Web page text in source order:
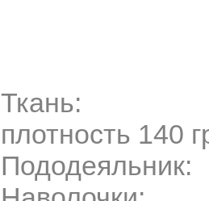
плотность 140
Пододеяльник: